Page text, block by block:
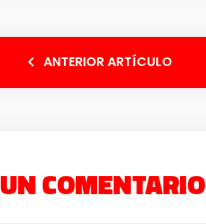
ANTERIOR ARTÍCULO
UN COMENTARIO